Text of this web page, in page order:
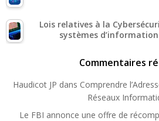
Lois relatives à la
systèmes
Commentaires
Haudicot JP dans Comprendre
Réseaux
Le FBI annonce une offre de